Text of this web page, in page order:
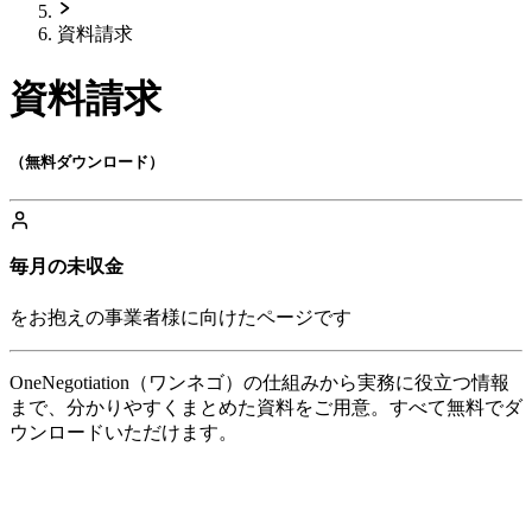
資料請求
資料請求
（無料ダウンロード）
毎月の未収金
をお抱えの事業者様に向けたページです
OneNegotiation（ワンネゴ）の仕組みから実務に役立つ情報
まで、分かりやすくまとめた資料をご用意。すべて無料でダ
ウンロードいただけます。